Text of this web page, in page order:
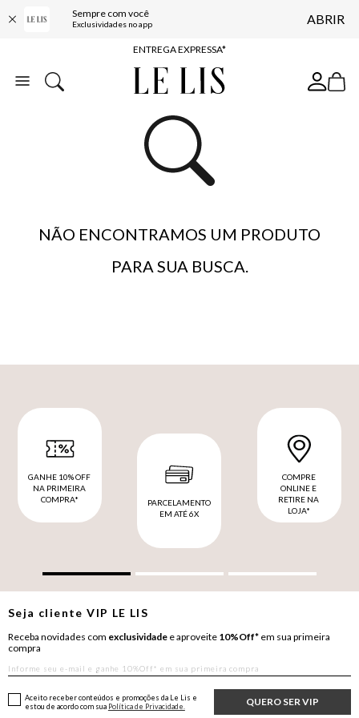
Sempre com você
Exclusividades no app ABRIR
COMPRE ONLINE E RETIRE EM LOJA*
ENTREGA EXPRESSA*
FRETE GRÁTIS*
10% OFF NA PRIMEIRA COMPRA*
NÃO ENCONTRAMOS UM PRODUTO
PARA SUA BUSCA.
GANHE 10% OFF
NA PRIMEIRA
COMPRA*
PARCELAMENTO
EM ATÉ 6X
COMPRE
ONLINE E
RETIRE NA
LOJA*
Seja clienteVIP LE LIS
Receba novidades com exclusividade e aproveite 10%Off* em sua primeira
compra
QUERO SER VIP
Aceito receber conteúdos e promoções da Le Lis e
estou de acordo com sua Política de Privacidade.